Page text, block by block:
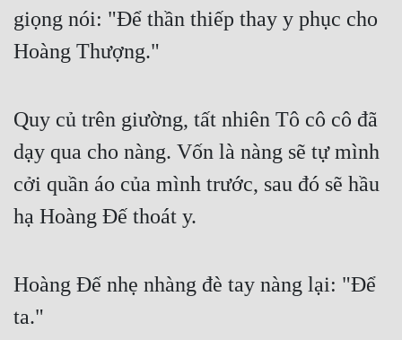
giọng nói: "Để thần thiếp thay y phục cho
Hoàng Thượng."
Quy củ trên giường, tất nhiên Tô cô cô đã
dạy qua cho nàng. Vốn là nàng sẽ tự mình
cởi quần áo của mình trước, sau đó sẽ hầu
hạ Hoàng Đế thoát y.
Hoàng Đế nhẹ nhàng đè tay nàng lại: "Để
ta."